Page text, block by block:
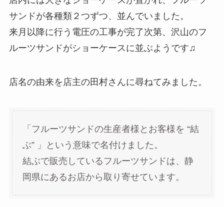
サンドが各種類２つずつ、並んでいました。
来月以降に行う電圧の工事が完了次第、沢山のフ
ルーツサンドがショーケースに並ぶようです♫
店名の由来を店主の田村さんに尋ねてみました。
「フルーツサンドの生産者様とお客様を “結
ぶ” 」という意味で名付けました。
結ぶで販売しているフルーツサンドは、静
岡県にあるお店から取り寄せています。